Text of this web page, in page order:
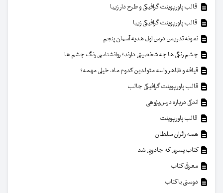
قالب پاورپوینت گرافیکی و طرح دار زیبا
قالب پاورپوینت گرافیکی زیبا
نمونه تدریس درس اول هدیه آسمان پنجم
چشم رنگی ها چه شخصیتی دارند؟ روانشناسی رنگ چشم ها
قیافه و ظاهر واسه متولدین کدوم ماه، خیلی مهمه؟
قالب پاورپوینت گرافیکی جالب
اندکی درباره درس‌پژوهی
قالب پاورپوینت
همه زائران سلطان
کتاب پسری که جادویی شد
معرفی کتاب
دوستی با کتاب